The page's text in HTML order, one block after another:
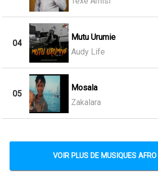
04
Mutu Urumie
Audy Life
05
Mosala
Zakalara
VOIR PLUS DE MUSIQUES